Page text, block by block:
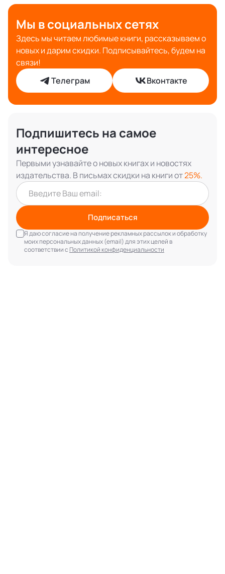
Мы в социальных сетях
Здесь мы читаем любимые книги, рассказываем о
новых и дарим скидки. Подписывайтесь, будем на
связи!
Телеграм
Вконтакте
Подпишитесь на самое
интересное
Первыми узнавайте о новых книгах и новостях
издательства. В письмах скидки на книги от25%.
Подписаться
Я даю согласие на получение рекламных рассылок и обработку
моих персональных данных (email) для этих целей в
соответствии с Политикой конфиденциальности